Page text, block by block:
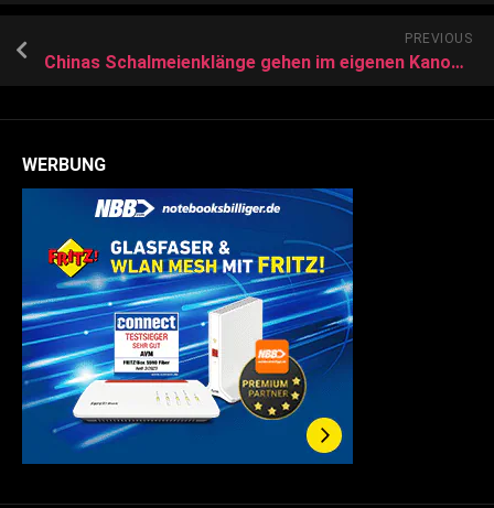
PREVIOUS
Chinas Schalmeienklänge gehen im eigenen Kanonendonner unter
WERBUNG